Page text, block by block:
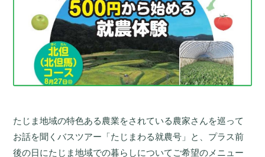
たじま地域の特色ある農業をされている農家さんを巡って
お話を聞くバスツアー「たじまわる就農号」と、プラス前
後の日にたじま地域での暮らしについてご希望のメニュー